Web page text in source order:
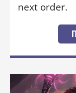
next order.